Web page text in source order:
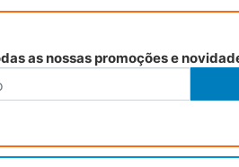
as nossas promoções e